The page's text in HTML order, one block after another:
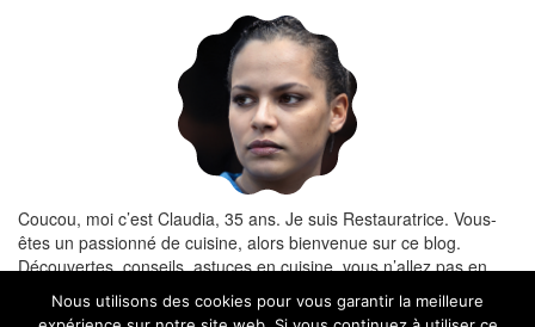
Coucou, moi c’est Claudia, 35 ans. Je suis Restauratrice. Vous-
êtes un passionné de cuisine, alors bienvenue sur ce blog.
Découvertes, conseils, astuces en cuisine, vous n’allez pas en
manquer.Nous utilisons des cookies pour vous garantir la meilleure